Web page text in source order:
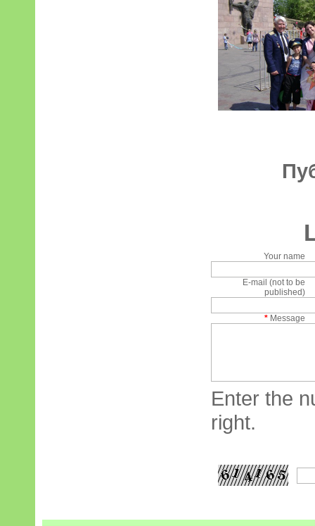
Your name
E-mail (not to be
published)
* Message
Enter the
right.